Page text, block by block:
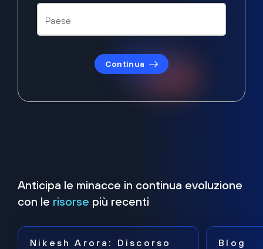
Continua
Anticipa le minacce in continua evoluzione
con le risorse più recenti
Nikesh Arora: Discorso
Blog